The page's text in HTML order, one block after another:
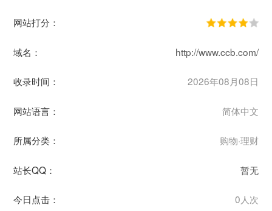
网站打分：
域名： http://www.ccb.com/
收录时间： 2026年08月08日
网站语言： 简体中文
所属分类： 购物·理财
站长QQ： 暂无
今日点击： 0人次